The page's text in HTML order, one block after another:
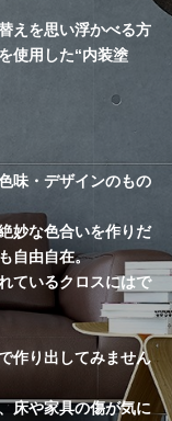
えを思い浮かべる方
使用した“内装塗
味・デザインのもの
妙な色合いを作りだ
自由自在。
ているクロスにはで
作り出してみません
床や家具の傷が気に